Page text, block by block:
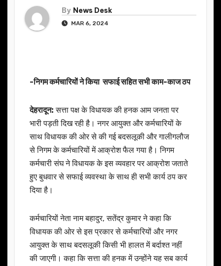
By News Desk
MAR 6, 2024
-निगम कर्मचारियों ने किया सफाई सहित सभी काम-काज ठप
देहरादून: सत्ता पक्ष के विधायक की हनक आम जनता पर
भारी पड़ती दिख रही है। नगर आयुक्त और कर्मचारियों के
साथ विधायक की ओर से की गई बदसलूकी और गालीगलौज
से निगम के कर्मचारियों में आक्रोश फैल गया है। निगम
कर्मचारी संघ ने विधायक के इस व्यवहार पर आक्रोश जताते
हुए बुधवार से सफाई व्यवस्था के साथ ही सभी कार्य ठप कर
दिया है।
कर्मचारियों नेता नाम बहादुर, सतेंद्र कुमार ने कहा कि
विधायक की ओर से इस प्रकार से कर्मचारियों और नगर
आयुक्त के साथ बदसलूकी किसी भी हालत में बर्दाश्त नहीं
की जाएगी। कहा कि सत्ता की हनक में उन्होंने यह सब कार्य